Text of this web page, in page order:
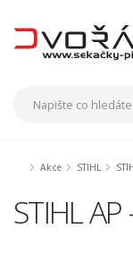
Akce STIHL
STIHL